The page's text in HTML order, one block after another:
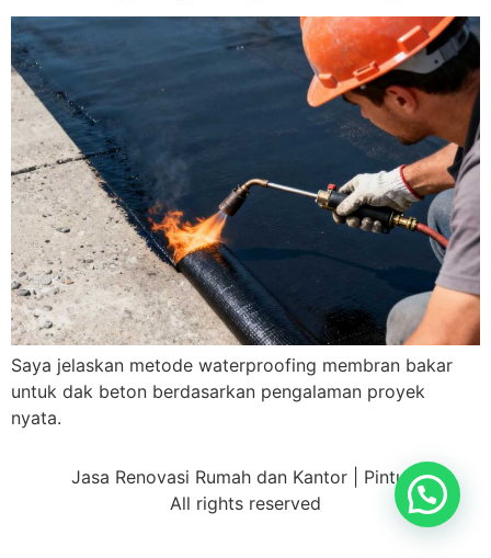
Saya jelaskan metode waterproofing membran bakar
untuk dak beton berdasarkan pengalaman proyek
nyata.
Jasa Renovasi Rumah dan Kantor | Pintujh
All rights reserved